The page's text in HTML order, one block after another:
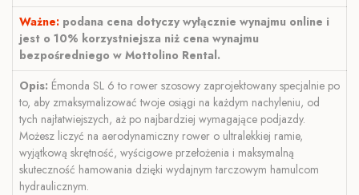
Ważne: podana cena dotyczy wyłącznie wynajmu online i
jest o 10% korzystniejsza niż cena wynajmu
bezpośredniego w Mottolino Rental.
Opis: Émonda SL 6 to rower szosowy zaprojektowany specjalnie po
to, aby zmaksymalizować twoje osiągi na każdym nachyleniu, od
tych najłatwiejszych, aż po najbardziej wymagające podjazdy.
Możesz liczyć na aerodynamiczny rower o ultralekkiej ramie,
wyjątkową skrętność, wyścigowe przełożenia i maksymalną
skuteczność hamowania dzięki wydajnym tarczowym hamulcom
hydraulicznym.